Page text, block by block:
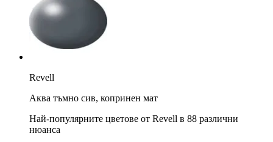
Revell
Аква тъмно сив, копринен мат
Най-популярните цветове от Revell в 88 различни
нюанса